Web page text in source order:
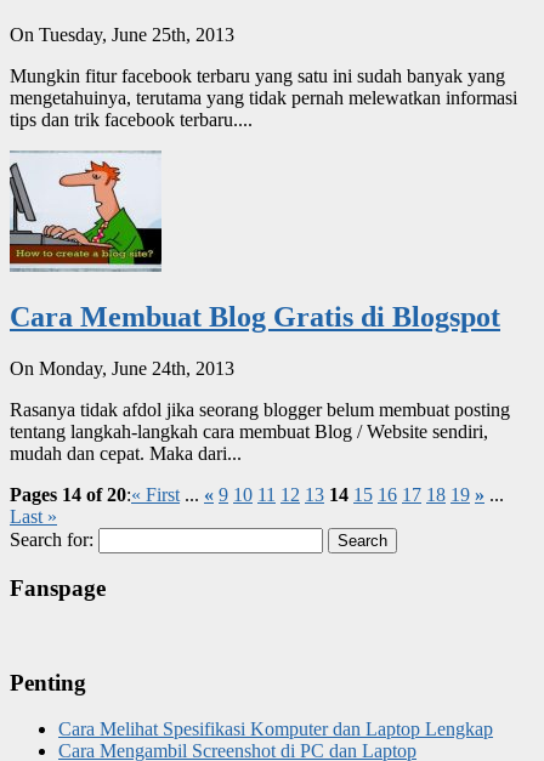
On Tuesday, June 25th, 2013
Mungkin fitur facebook terbaru yang satu ini sudah banyak yang
mengetahuinya, terutama yang tidak pernah melewatkan informasi
tips dan trik facebook terbaru....
Cara Membuat Blog Gratis di Blogspot
On Monday, June 24th, 2013
Rasanya tidak afdol jika seorang blogger belum membuat posting
tentang langkah-langkah cara membuat Blog / Website sendiri,
mudah dan cepat. Maka dari...
Pages 14 of 20:« First ... « 9 10 11 12 13 14 15 16 17 18 19 » ...
Last »
Search for:
Fanspage
Penting
Cara Melihat Spesifikasi Komputer dan Laptop Lengkap
Cara Mengambil Screenshot di PC dan Laptop